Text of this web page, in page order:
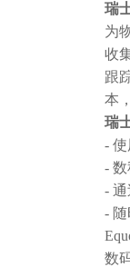
瑞
为
收
跟
本
瑞
- 使
-
-
-
数